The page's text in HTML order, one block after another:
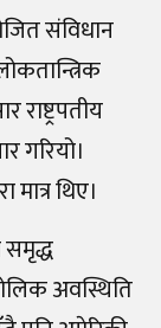
संविधान
राष्ट्रपतीय
गरियो।
थिए।
अवस्थिति